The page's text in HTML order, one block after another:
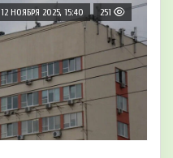
12 НОЯБРЯ 2025, 15:40 251